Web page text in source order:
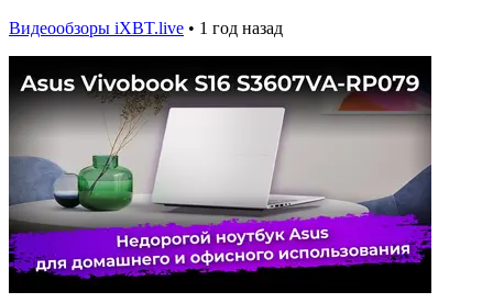
Видеообзоры iXBT.live • 1 год назад